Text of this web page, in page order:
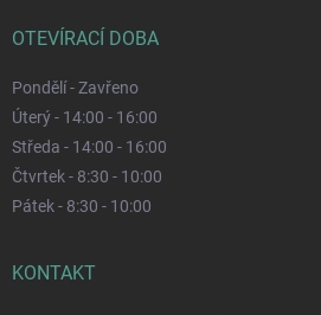
OTEVÍRACÍ DOBA
Pondělí - Zavřeno
Úterý - 14:00 - 16:00
Středa - 14:00 - 16:00
Čtvrtek - 8:30 - 10:00
Pátek - 8:30 - 10:00
KONTAKT